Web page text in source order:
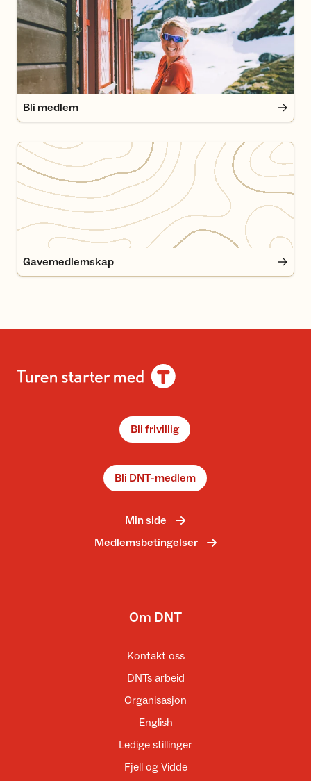
Bli medlem
Gavemedlemskap
Gavemedlemskap
Bli frivillig
Bli DNT-medlem
Min side
Medlemsbetingelser
Om DNT
Kontakt oss
DNTs arbeid
Organisasjon
English
Ledige stillinger
Fjell og Vidde